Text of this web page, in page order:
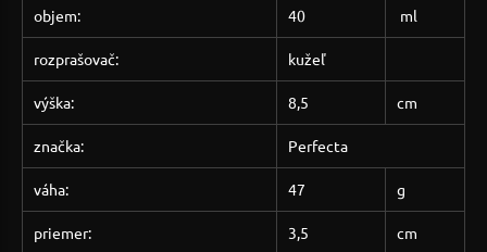
objem: 40 ml
rozprašovač: kužeľ
výška: 8,5 cm
značka: Perfecta
váha: 47 g
priemer: 3,5 cm